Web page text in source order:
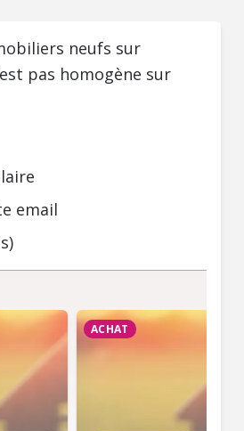
neufs sur
pas homogène sur
email
ACHAT